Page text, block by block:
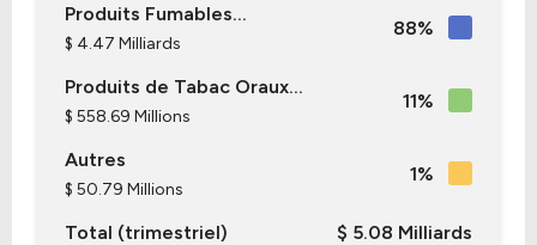
Produits Fumables...
$ 4.47 Milliards
88%
Produits de Tabac Oraux...
$ 558.69 Millions
11%
Autres
$ 50.79 Millions
1%
Total (trimestriel) $ 5.08 Milliards